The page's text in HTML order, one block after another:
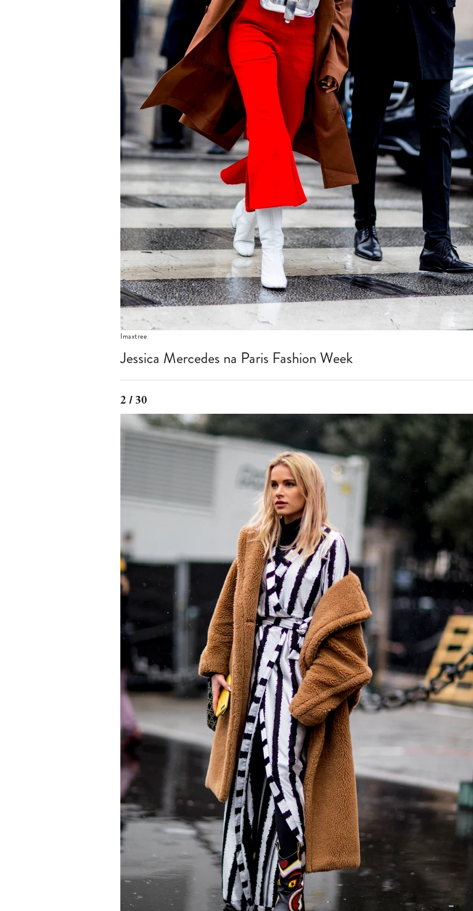
Imaxtree
Jessica Mercedes na Paris Fashion Week
2 / 30